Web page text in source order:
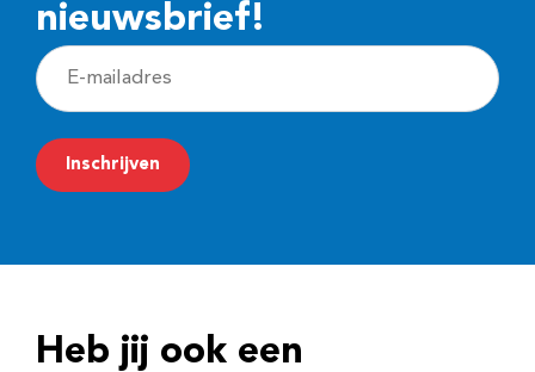
nieuwsbrief!
E
-
m
a
r
Inschrijven
Heb jij ook een